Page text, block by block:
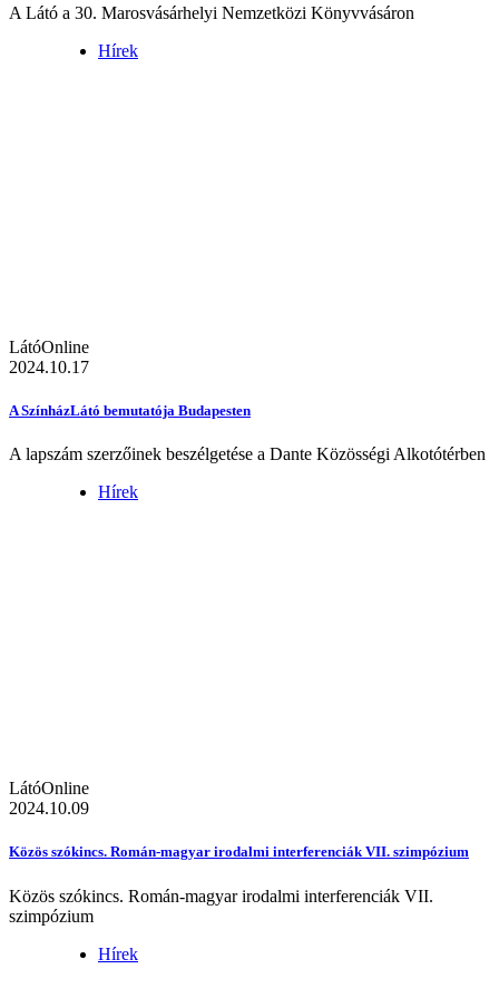
A Látó a 30. Marosvásárhelyi Nemzetközi Könyvvásáron
Hírek
LátóOnline
2024.10.17
A SzínházLátó bemutatója Budapesten
A lapszám szerzőinek beszélgetése a Dante Közösségi Alkotótérben
Hírek
LátóOnline
2024.10.09
Közös szókincs. Román-magyar irodalmi interferenciák VII. szimpózium
Közös szókincs. Román-magyar irodalmi interferenciák VII.
szimpózium
Hírek